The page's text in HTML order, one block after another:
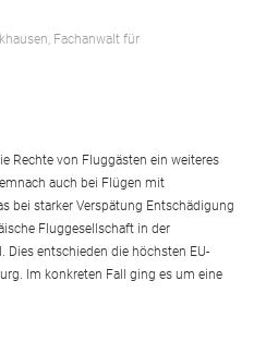
Fachanwalt für
Rechte von Fluggästen ein weiteres
auch bei Flügen mit
bei starker Verspätung Entschädigung
Fluggesellschaft in der
Dies entschieden die höchsten EU-
Im konkreten Fall ging es um eine